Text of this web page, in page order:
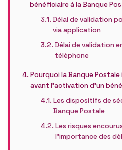
bénéficiaire à la Banque
Délai de validation
via application
Délai de validation
téléphone
Pourquoi la Banque
avant l’activation d’un
Les dispositifs de
Banque Postale
Les risques
l’importance des